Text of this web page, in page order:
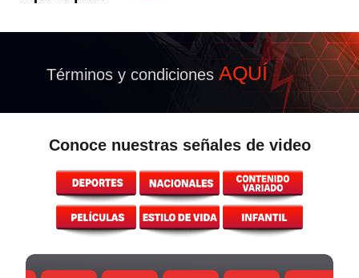
Términos y condiciones AQUÍ
Conoce nuestras señales de video